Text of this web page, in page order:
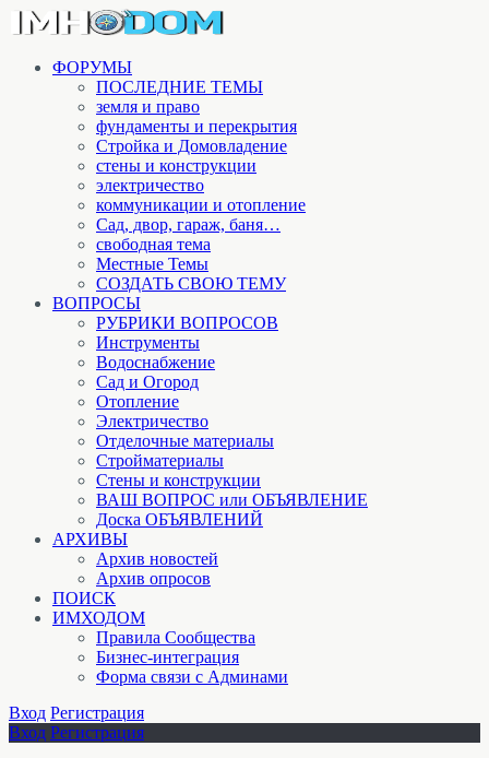
ФОРУМЫ
ПОСЛЕДНИЕ ТЕМЫ
земля и право
фундаменты и перекрытия
Стройка и Домовладение
стены и конструкции
электричество
коммуникации и отопление
Cад, двор, гараж, баня…
свободная тема
Местные Темы
СОЗДАТЬ СВОЮ ТЕМУ
ВОПРОСЫ
РУБРИКИ ВОПРОСОВ
Инструменты
Водоснабжение
Сад и Огород
Отопление
Электричество
Отделочные материалы
Стройматериалы
Стены и конструкции
ВАШ ВОПРОС или ОБЪЯВЛЕНИЕ
Доска ОБЪЯВЛЕНИЙ
АРХИВЫ
Архив новостей
Архив опросов
ПОИСК
ИМХОДОМ
Правила Сообщества
Бизнес-интеграция
Форма связи с Админами
Вход Регистрация
Вход Регистрация